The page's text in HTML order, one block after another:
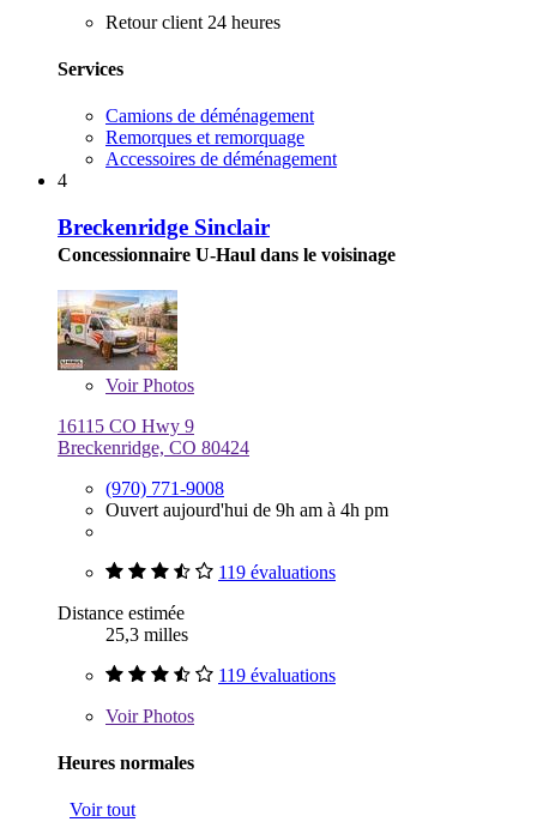
Retour client 24 heures
Services
Camions de déménagement
Remorques et remorquage
Accessoires de déménagement
4
Breckenridge Sinclair
Concessionnaire U-Haul dans le voisinage
VoirPhotos
16115 CO Hwy 9
Breckenridge, CO 80424
(970) 771-9008
Ouvert aujourd'hui de 9h am à 4h pm
119 évaluations
Distance estimée
25,3 milles
119 évaluations
VoirPhotos
Heures normales
Voir tout